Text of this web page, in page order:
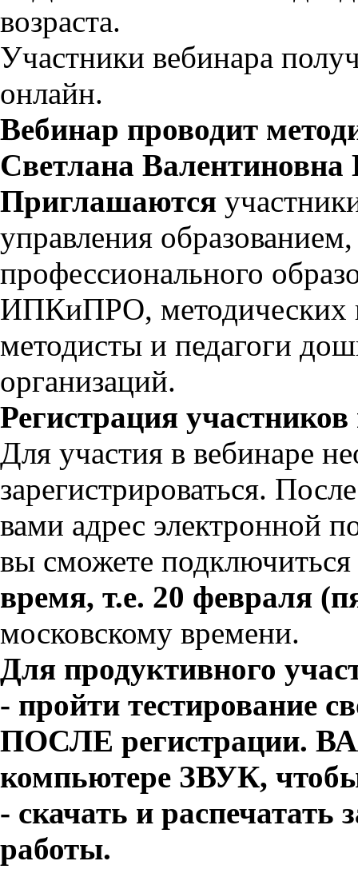
возраста.
Участники вебинара
онлайн.
Вебинар проводит
Светлана
Приглашаются
управления
профессионального
ИПКиПРО, методических
методисты и педагоги
организаций.
Регистрация
Для участия в вебинаре
зарегистрироваться.
вами адрес электронной
вы сможете
время, т.е. 20 февраля
московскому времени.
Для продуктивного
- пройти тестирование
ПОСЛЕ регистрации.
компьютере ЗВУК,
- скачать и распечатать
работы.